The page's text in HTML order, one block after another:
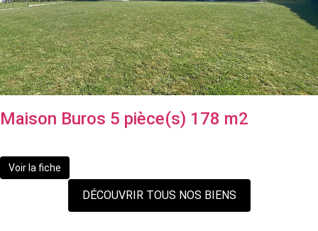
Maison Buros 5 pièce(s) 178 m2
Voir la fiche
DÉCOUVRIR TOUS NOS BIENS